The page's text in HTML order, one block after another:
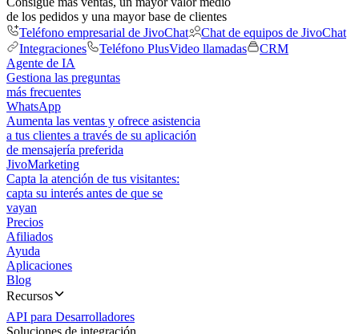
de los pedidos y una mayor base de clientes
Teléfono empresarial de JivoChat
Chat de equipos de JivoChat
Integraciones
Teléfono PlusVideo llamadas
CRM
Agente de IA
Gestiona las preguntas
más frecuentes
WhatsApp
Aumenta las ventas y ofrece asistencia
a tus clientes a través de su aplicación
de mensajería preferida
JivoMarketing
Capta la atención de tus visitantes:
capta su interés antes de que se
vayan
Precios
Afiliados
Ayuda
Aplicaciones
Blog
Recursos
API para Desarrolladores
Soluciones de integración